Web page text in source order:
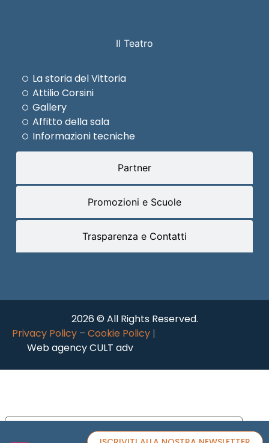
Il Teatro
Partner
Promozioni e Scuole
Trasparenza e Contatti
La storia del Vittoria
Attilio Corsini
Gallery
Affitto della sala
Informazioni tecniche
2026 © All Rights Reserved.
Privacy Policy – Cookie Policy |
Web agency CULT adv